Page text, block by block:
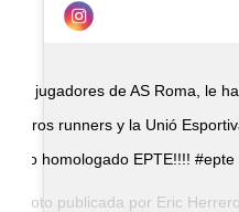
los jugadores de AS Roma, le
runners y la Unió
homologado EPTE!!!!
foto publicada por Eric